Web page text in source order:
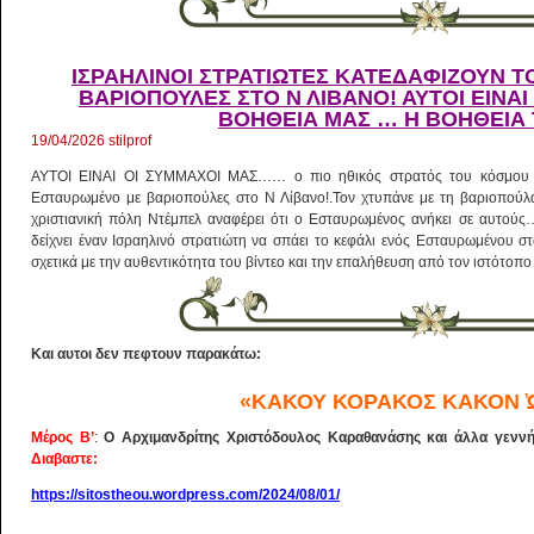
ΙΣΡΑΗΛΙΝΟΙ ΣΤΡΑΤΙΩΤΕΣ ΚΑΤΕΔΑΦΙΖΟΥΝ
ΒΑΡΙΟΠΟΥΛΕΣ ΣΤΟ Ν ΛΙΒΑΝΟ! ΑΥΤΟΙ
ΒΟΗΘΕΙΑ ΜΑΣ … Η ΒΟΗΘΕΙΑ
19/04/2026 stilprof
ΑΥΤΟΙ ΕΙΝΑΙ ΟΙ ΣΥΜΜΑΧΟΙ ΜΑΣ…… ο πιο ηθικός στρατός του κόσμου
Εσταυρωμένο με βαριοπούλες στο Ν Λίβανο!.Τον χτυπάνε με τη
χριστιανική πόλη Ντέμπελ αναφέρει ότι ο Εσταυρωμένος ανήκει σε
δείχνει έναν Ισραηλινό στρατιώτη να σπάει το κεφάλι ενός Εσταυρωμένου
σχετικά με την αυθεντικότητα του βίντεο και την επαλήθευση από τον
Και αυτοι δεν πεφτουν παρακάτω:
«ΚΑΚΟΥ ΚΟΡΑΚΟΣ ΚΑΚΟΝ
Μέρος Β’:Ο Αρχιμανδρίτης Χριστόδουλος Καραθανάσης και άλλα
Διαβαστε:
https://sitostheou.wordpress.com/2024/08/01/